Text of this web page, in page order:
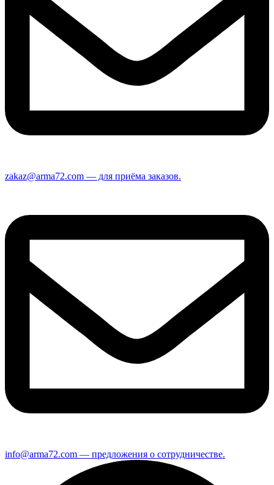
zakaz@arma72.com — для приёма заказов.
info@arma72.com — предложения о сотрудничестве.